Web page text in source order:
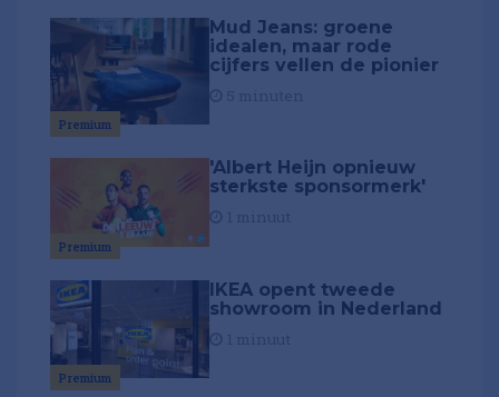
Premium
Mud Jeans: groene
idealen, maar rode
cijfers vellen de pionier
Premium
'Albert Heijn opnieuw
sterkste sponsormerk'
Premium
IKEA opent tweede
showroom in Nederland